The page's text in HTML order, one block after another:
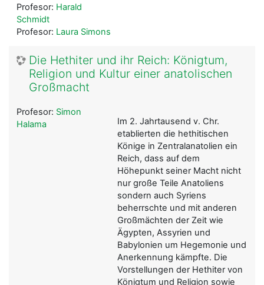
Profesor: Harald
Schmidt
Profesor: Laura Simons
Die Hethiter und ihr Reich: Königtum,
Religion und Kultur einer anatolischen
Großmacht
Im 2. Jahrtausend v. Chr.
etablierten die hethitischen
Könige in Zentralanatolien ein
Reich, dass auf dem
Höhepunkt seiner Macht nicht
nur große Teile Anatoliens
sondern auch Syriens
beherrschte und mit anderen
Großmächten der Zeit wie
Ägypten, Assyrien und
Babylonien um Hegemonie und
Anerkennung kämpfte. Die
Vorstellungen der Hethiter von
Königtum und Religion sowie
Profesor: Simon
Halama